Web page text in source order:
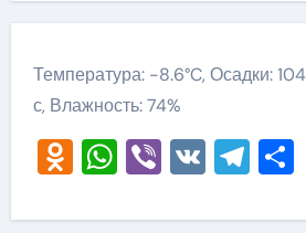
Температура: -8.6°C, Осадки:
с, Влажность: 74%
Odnoklassniki
WhatsApp
Viber
VK